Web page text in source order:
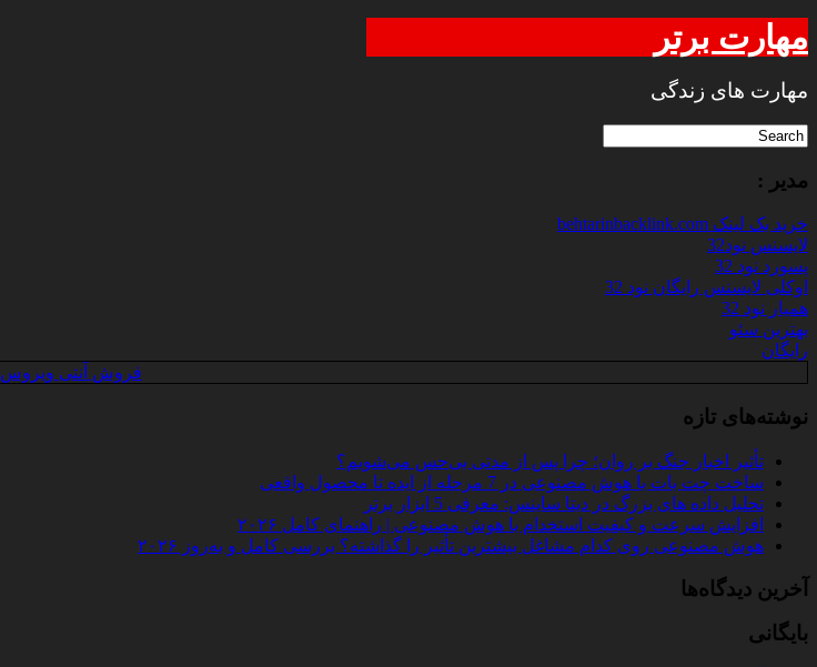
مهارت برتر
مهارت های زندگی
مدیر :
خرید بک لینک behtarinbacklink.com
لایسنس نود32
پسورد نود 32
اوکلی لایسنس رایگان نود 32
همیار نود 32
بهترین سئو
رایگان
فروش آنتی ویروس
نوشته‌های تازه
تأثیر اخبار جنگ بر روان؛ چرا پس از مدتی بی‌حس می‌شویم؟
ساخت چت‌ بات با هوش مصنوعی در 7 مرحله از ایده تا محصول واقعی
تحلیل داده‌ های بزرگ در دیتا ساینس: معرفی 5 ابزار برتر
افزایش سرعت و کیفیت استخدام با هوش مصنوعی | راهنمای کامل ۲۰۲۶
هوش مصنوعی روی کدام مشاغل بیشترین تأثیر را گذاشته؟ بررسی کامل و به‌روز ۲۰۲۶
آخرین دیدگاه‌ها
بایگانی